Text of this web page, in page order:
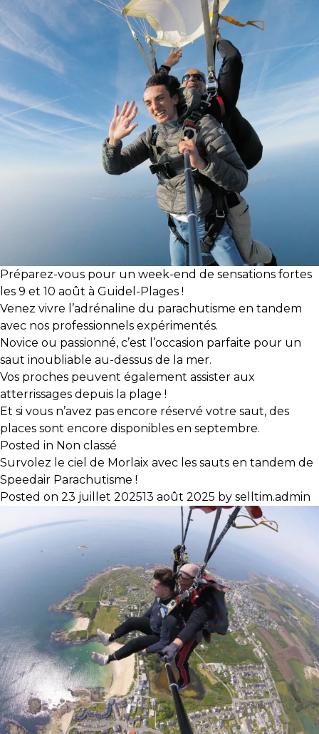
Préparez-vous pour un week-end de sensations fortes
les 9 et 10 août à Guidel-Plages !
Venez vivre l’adrénaline du parachutisme en tandem
avec nos professionnels expérimentés.
Novice ou passionné, c’est l’occasion parfaite pour un
saut inoubliable au-dessus de la mer.
Vos proches peuvent également assister aux
atterrissages depuis la plage !
Et si vous n’avez pas encore réservé votre saut, des
places sont encore disponibles en septembre.
Posted in Non classé
Survolez le ciel de Morlaix avec les sauts en tandem de
Speedair Parachutisme !
Posted on 23 juillet 202513 août 2025 by selltim.admin